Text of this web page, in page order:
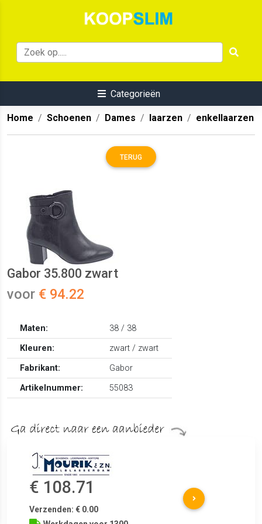
Categorieën
Home Schoenen Dames laarzen enkellaarzen
TERUG
Gabor 35.800 zwart
voor € 94.22
Maten:
38 / 38
Kleuren:
zwart / zwart
Fabrikant:
Gabor
Artikelnummer:
55083
€ 108.71
Verzenden: € 0.00